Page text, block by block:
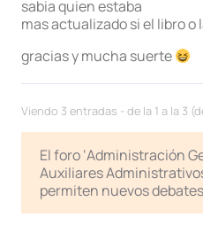
sabia quien estaba
mas actualizado si el libro o
gracias y mucha suerte
Viendo 3 entradas - de la 1 a la 3
El foro ‘Administración
Auxiliares
permiten nuevos